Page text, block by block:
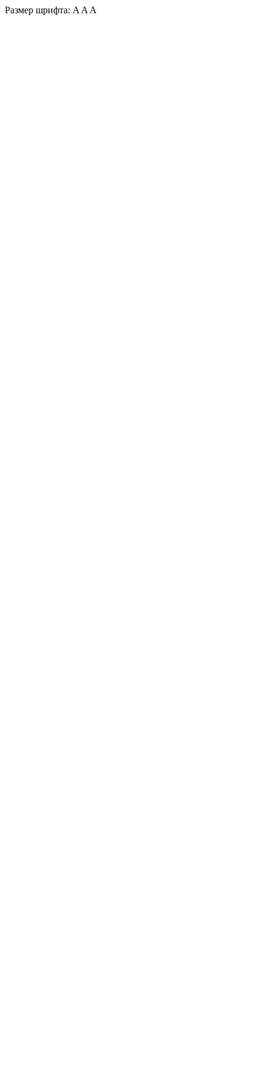
Размер шрифта: A A A